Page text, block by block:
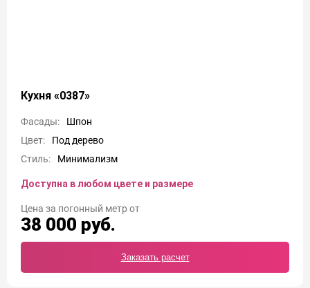
Кухня «0387»
Фасады:
Шпон
Цвет:
Под дерево
Стиль:
Минимализм
Доступна в любом цвете и размере
Цена
38 000 руб.
Заказать расчет